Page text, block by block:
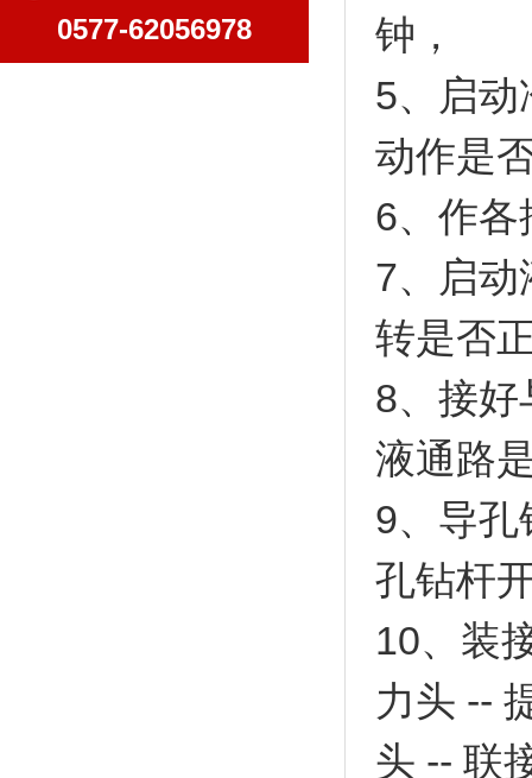
0577-62056978
钟，
5、启动
动作是
6、作各
7、启动
转是否
8、接好
液通路
9、导孔
孔钻杆
10、装
力头 --
头 -- 联